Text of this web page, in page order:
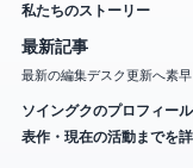
私たちのストーリー
最新記事
最新の編集デスク更新へ素早
ソイングクのプロフィー
表作・現在の活動までを